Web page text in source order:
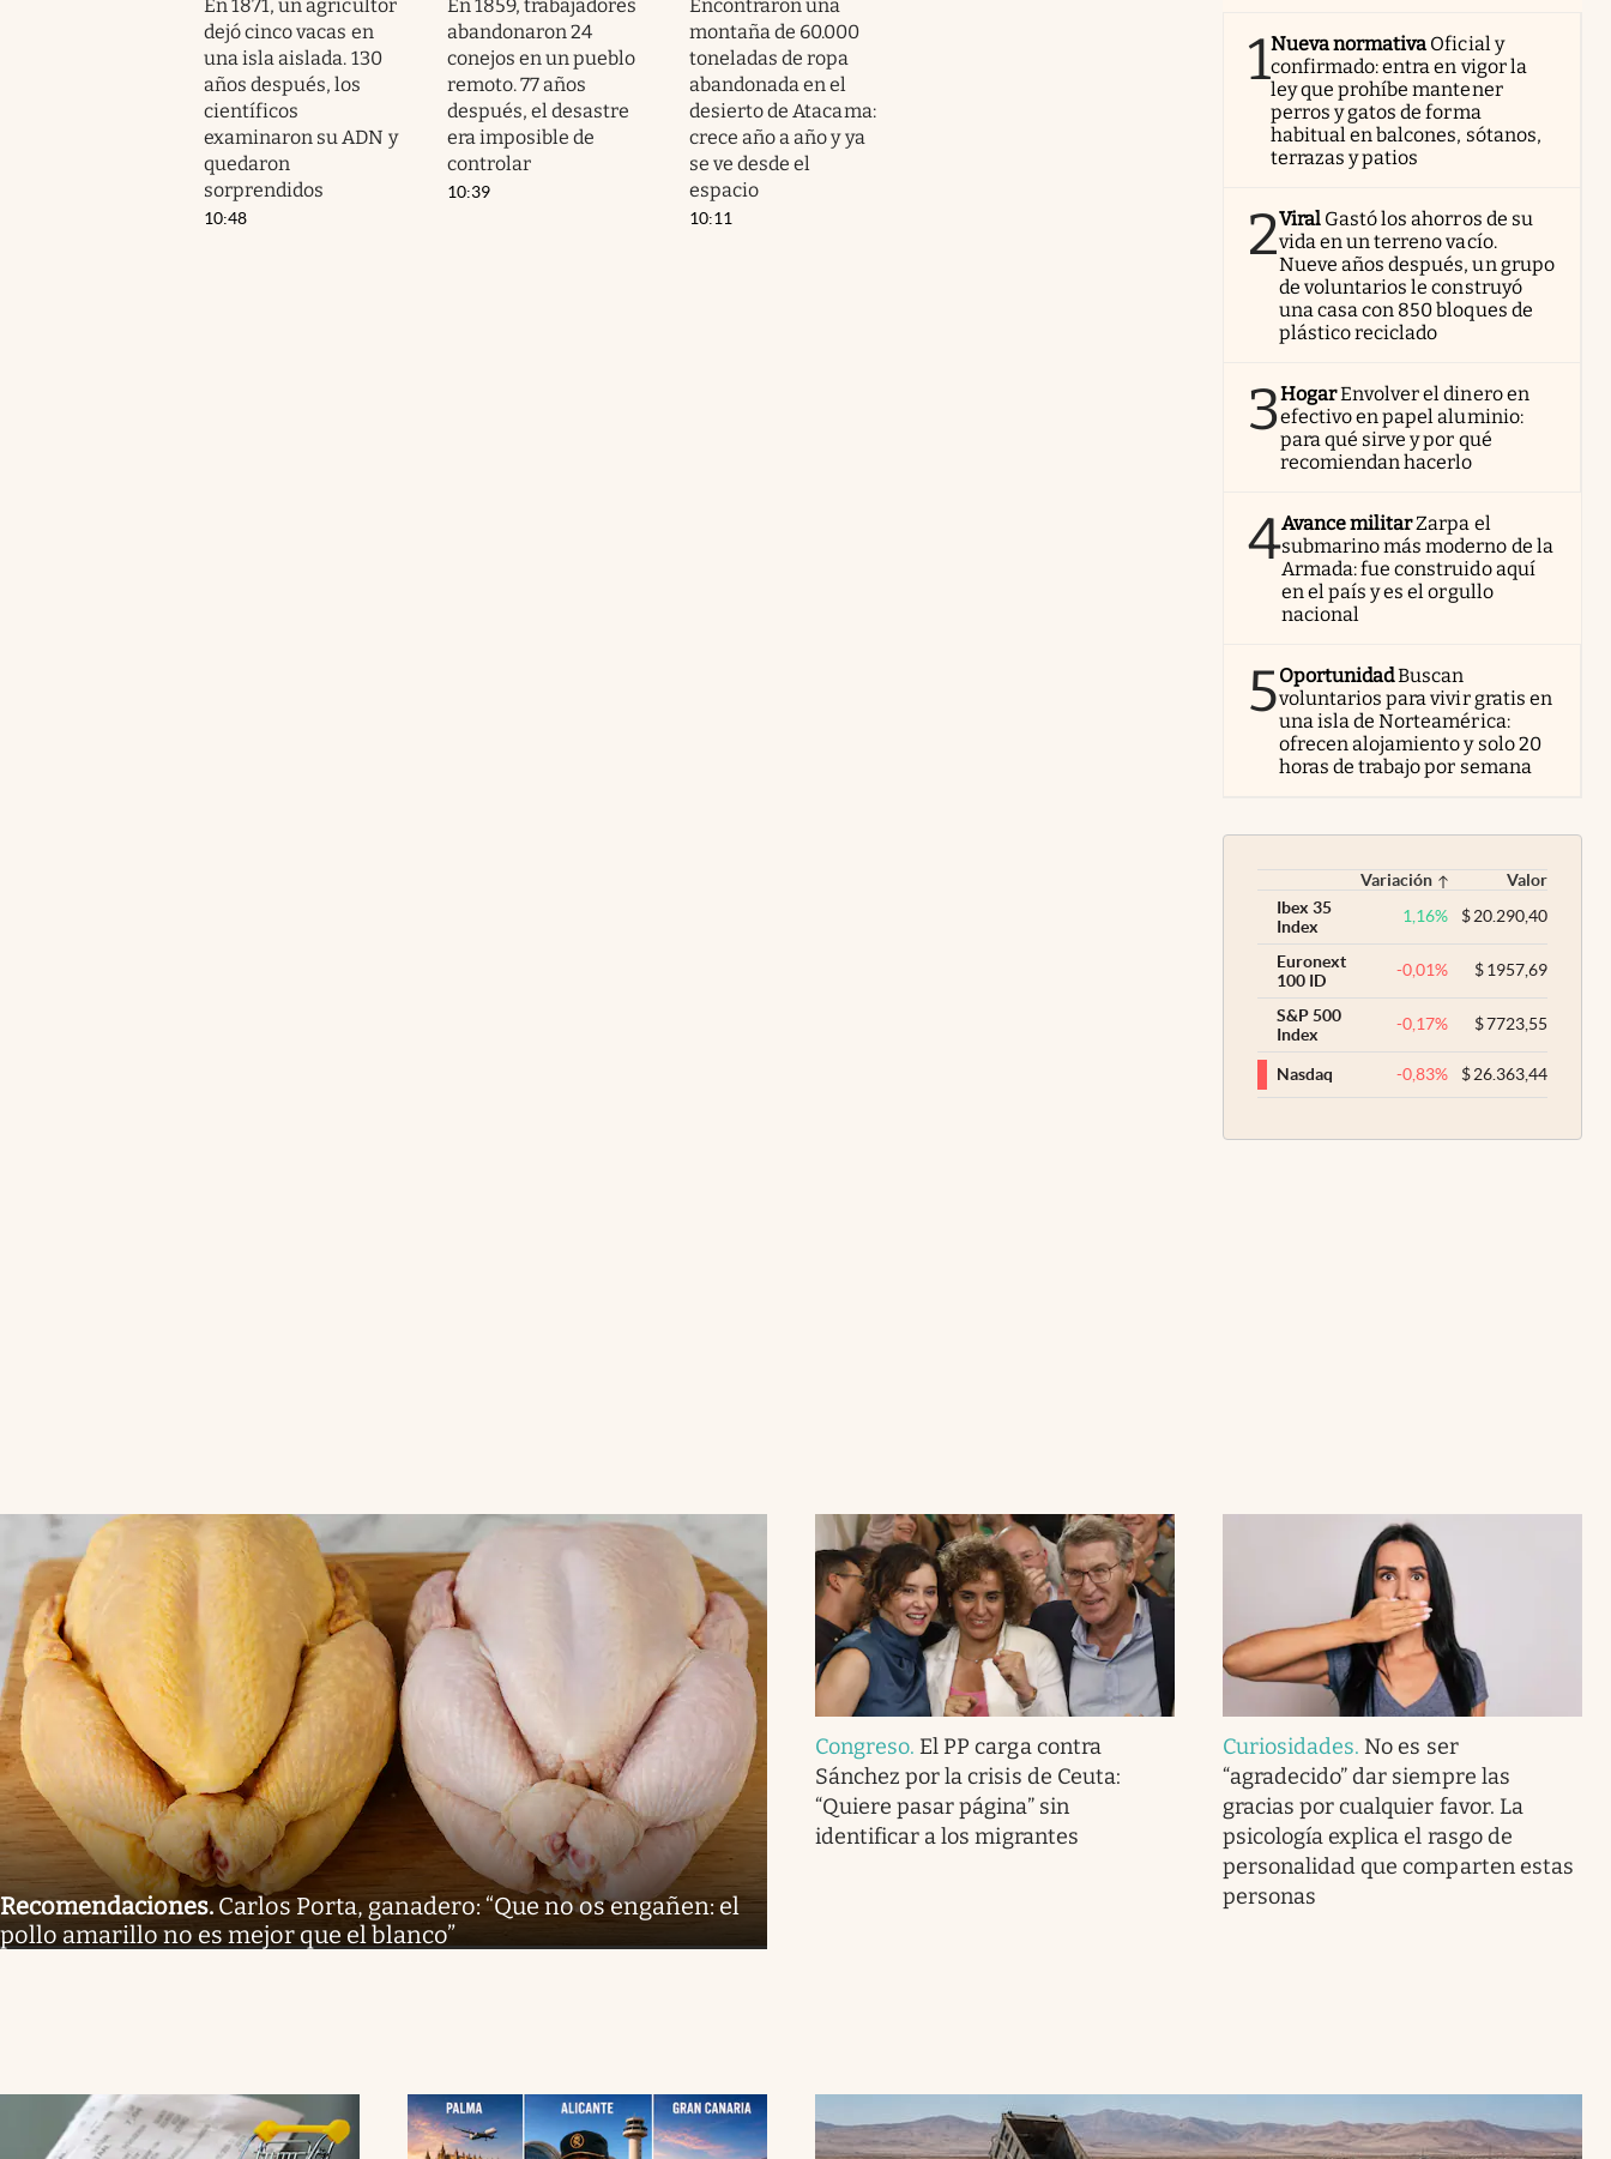
En 1871, un agricultor
dejó cinco vacas en
una isla aislada. 130
años después, los
científicos
examinaron su ADN y
quedaron
sorprendidos
10:48
En 1859, trabajadores
abandonaron 24
conejos en un pueblo
remoto. 77 años
después, el desastre
era imposible de
controlar
10:39
Encontraron una
montaña de 60.000
toneladas de ropa
abandonada en el
desierto de Atacama:
crece año a año y ya
se ve desde el
espacio
10:11
1Nueva normativa Oficial y
confirmado: entra en vigor la
ley que prohíbe mantener
perros y gatos de forma
habitual en balcones, sótanos,
terrazas y patios
2Viral Gastó los ahorros de su
vida en un terreno vacío.
Nueve años después, un grupo
de voluntarios le construyó
una casa con 850 bloques de
plástico reciclado
3HogarEnvolver el dinero en
efectivo en papel aluminio:
para qué sirve y por qué
recomiendan hacerlo
4Avance militarZarpa el
submarino más moderno de la
Armada: fue construido aquí
en el país y es el orgullo
nacional
5OportunidadBuscan
voluntarios para vivir gratis en
una isla de Norteamérica:
ofrecen alojamiento y solo 20
horas de trabajo por semana
Variación
Valor
Ibex 35
Index
1,16% $20.290,40
Euronext
100 ID
-0,01% $1957,69
S&P 500
Index
-0,17% $7723,55
Nasdaq -0,83% $26.363,44
Recomendaciones. Carlos Porta, ganadero: “Que no os engañen: el
pollo amarillo no es mejor que el blanco”
Congreso. El PP carga contra
Sánchez por la crisis de Ceuta:
“Quiere pasar página” sin
identificar a los migrantes
Curiosidades. No es ser
“agradecido” dar siempre las
gracias por cualquier favor. La
psicología explica el rasgo de
personalidad que comparten estas
personas